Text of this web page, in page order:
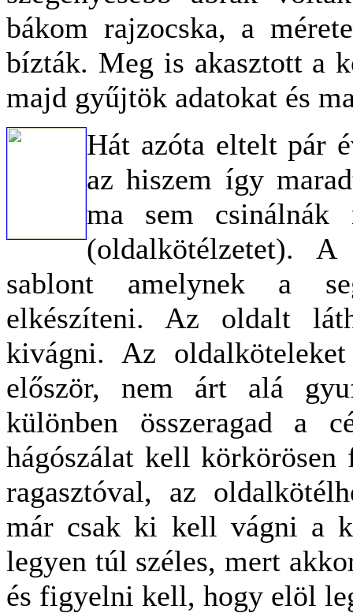
bákom rajzocska, a
bízták. Meg is akasztott a
majd gyűjtök adatokat és
Hát azóta eltelt pár
az hiszem így
ma sem csinálnák
(oldalkötélzetet).
sablont amelynek a
elkészíteni. Az oldalt
kivágni. Az
először, nem árt alá
különben összeragad a
hágószálat kell körkörösen
ragasztóval, az
már csak ki kell vágni a
legyen túl széles, mert
és figyelni kell, hogy elöl